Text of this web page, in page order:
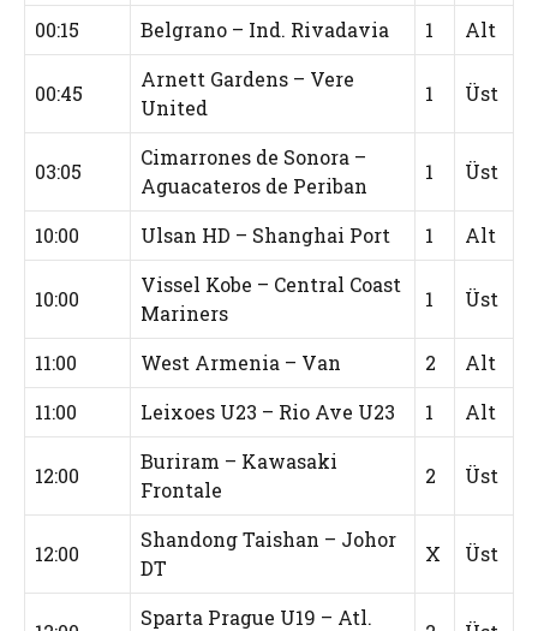
00:15 Belgrano – Ind. Rivadavia 1 Alt
00:45
Arnett Gardens – Vere
United
1 Üst
03:05
Cimarrones de Sonora –
Aguacateros de Periban
1 Üst
10:00 Ulsan HD – Shanghai Port 1 Alt
10:00
Vissel Kobe – Central Coast
Mariners
1 Üst
11:00 West Armenia – Van 2
Alt
11:00
Leixoes U23 – Rio Ave U23 1 Alt
12:00
Buriram – Kawasaki
Frontale
2 Üst
12:00
Shandong Taishan – Johor
DT
X Üst
Sparta Prague U19 – Atl.